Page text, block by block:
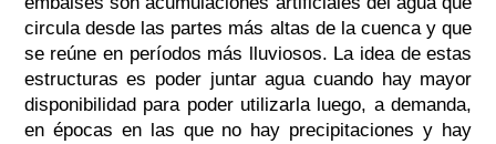
circula desde las partes más altas de la cuenca y que
se reúne en períodos más lluviosos. La idea de estas
estructuras es poder juntar agua cuando hay mayor
disponibilidad para poder utilizarla luego, a demanda,
en épocas en las que no hay precipitaciones y hay